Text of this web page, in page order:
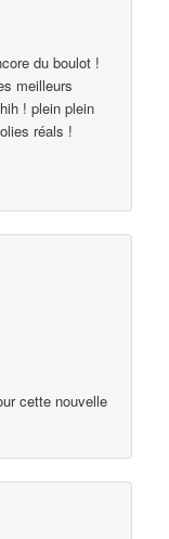
du boulot !
meilleurs
! plein plein
réals !
cette nouvelle